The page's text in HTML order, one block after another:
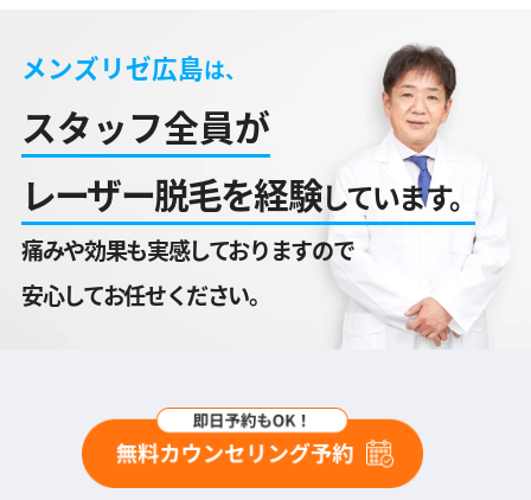
メンズリゼ広島は、
スタッフ全員が
レーザー脱毛を経験しています。
痛みや効果も実感しておりますので
安心してお任せください。